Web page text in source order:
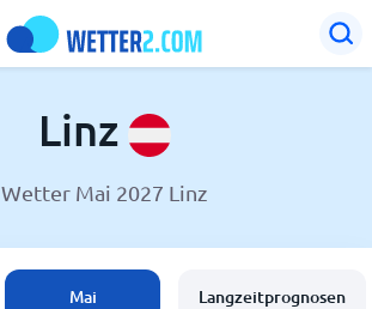
Linz
Wetter Mai 2027 Linz
Mai Langzeitprognosen